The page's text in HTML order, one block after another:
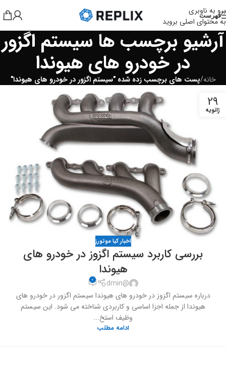
برو به ناوبری
به محتوای اصلی بروید
فهرست
آرشیو برچسب ها سیستم اگزور
در خودرو های هیوندا
خانه/پست های برچسب زده شده "سیستم اگزور در خودرو های هیوندا"
29
ژانویه
اخبار کیا موتورز
بررسی کاربرد سیستم اگزوز در خودرو های
هیوندا
@dmin
0
درباره سیستم اگزوز در خودرو های هیوندا سیستم اگزور در خودرو های
هیوندا از جمله اجزا اساسی و کاربردی شناخته می شود. این سیستم
وظیف استخ...
ادامه مطلب